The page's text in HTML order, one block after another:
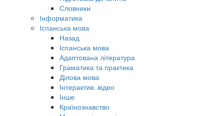
Словники
Інформатика
Іспанська мова
Назад
Іспанська мова
Адаптована література
Граматика та практика
Ділова мова
Інтерактив. відео
Інше
Країнознавство